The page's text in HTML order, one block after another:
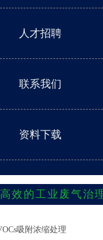
人才招聘
联系我们
资料下载
效的工业废气治
吸附浓缩处理